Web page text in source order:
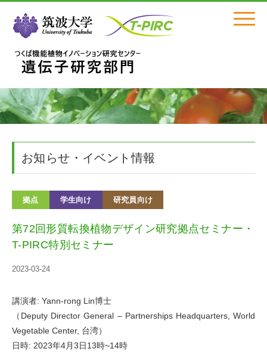
Click
お知らせ・イベント情報
拠点 学生向け 研究員向け
第72回形質転換植物デザイン研究拠点セミナー・
T-PIRC特別セミナー
2023-03-24
講演者: Yann-rong Lin博士
（Deputy Director General – Partnerships Headquarters, World
Vegetable Center, 台湾）
日時: 2023年4月3日13時~14時